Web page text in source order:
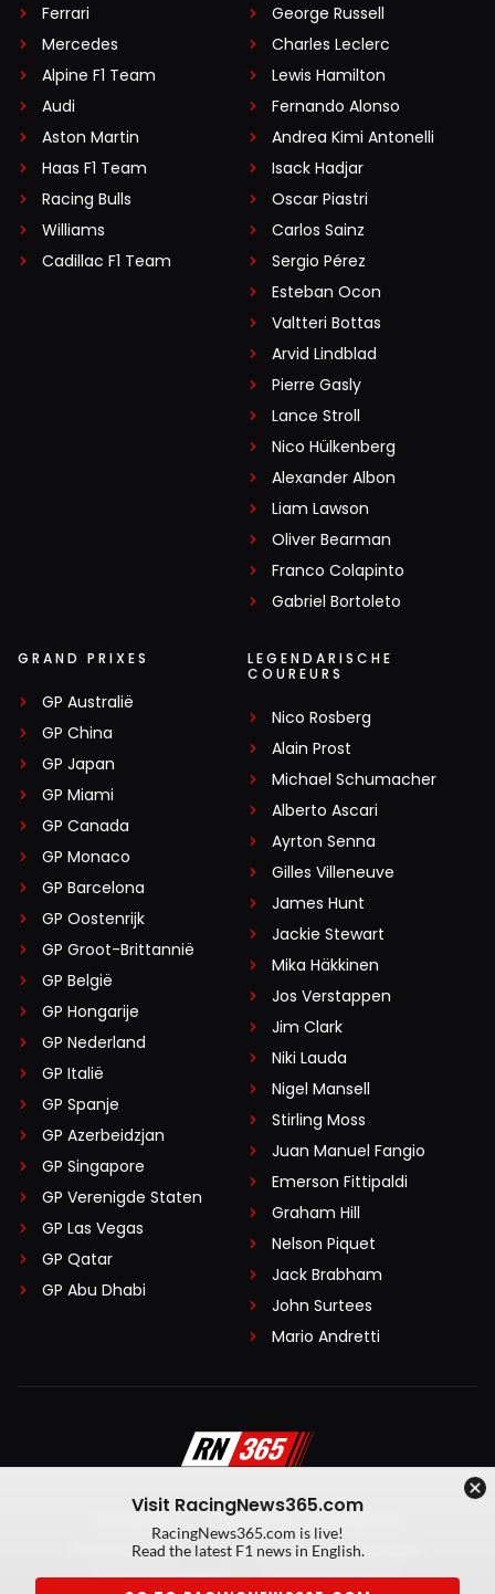
Ferrari
Mercedes
Alpine F1 Team
Audi
Aston Martin
Haas F1 Team
Racing Bulls
Williams
Cadillac F1 Team
George Russell
Charles Leclerc
Lewis Hamilton
Fernando Alonso
Andrea Kimi Antonelli
Isack Hadjar
Oscar Piastri
Carlos Sainz
Sergio Pérez
Esteban Ocon
Valtteri Bottas
Arvid Lindblad
Pierre Gasly
Lance Stroll
Nico Hülkenberg
Alexander Albon
Liam Lawson
Oliver Bearman
Franco Colapinto
Gabriel Bortoleto
GRAND PRIXES
GP Australië
GP China
GP Japan
GP Miami
GP Canada
GP Monaco
GP Barcelona
GP Oostenrijk
GP Groot-Brittannië
GP België
GP Hongarije
GP Nederland
GP Italië
GP Spanje
GP Azerbeidzjan
GP Singapore
GP Verenigde Staten
GP Las Vegas
GP Qatar
GP Abu Dhabi
LEGENDARISCHE
COUREURS
Nico Rosberg
Alain Prost
Michael Schumacher
Alberto Ascari
Ayrton Senna
Gilles Villeneuve
James Hunt
Jackie Stewart
Mika Häkkinen
Jos Verstappen
Jim Clark
Niki Lauda
Nigel Mansell
Stirling Moss
Juan Manuel Fangio
Emerson Fittipaldi
Graham Hill
Nelson Piquet
Jack Brabham
John Surtees
Mario Andretti
Algemene voorwaarden
Privacy Policy
Created by On Your Marks
Privacy manager
Kansspeluitingen
Visit RacingNews365.com
RacingNews365.com is live!
Read the latest F1 news in English.